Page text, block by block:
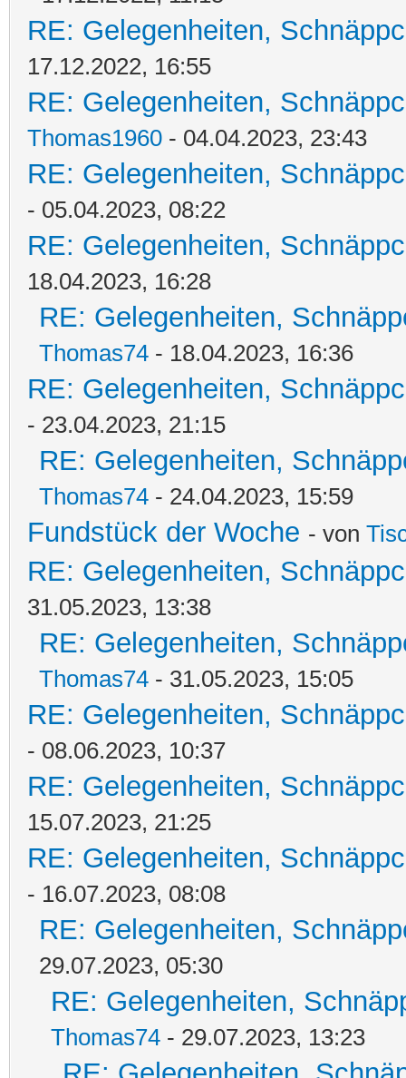
RE: Gelegenheiten,
17.12.2022, 16:55
RE: Gelegenheiten,
Thomas1960 - 04.04.2023, 23:43
RE: Gelegenheiten,
- 05.04.2023, 08:22
RE: Gelegenheiten,
18.04.2023, 16:28
RE: Gelegenheiten,
Thomas74 - 18.04.2023, 16:36
RE: Gelegenheiten,
- 23.04.2023, 21:15
RE: Gelegenheiten,
Thomas74 - 24.04.2023, 15:59
Fundstück der Woche - von
RE: Gelegenheiten,
31.05.2023, 13:38
RE: Gelegenheiten,
Thomas74 - 31.05.2023, 15:05
RE: Gelegenheiten,
- 08.06.2023, 10:37
RE: Gelegenheiten,
15.07.2023, 21:25
RE: Gelegenheiten,
- 16.07.2023, 08:08
RE: Gelegenheiten,
29.07.2023, 05:30
RE: Gelegenheiten,
Thomas74 - 29.07.2023, 13:23